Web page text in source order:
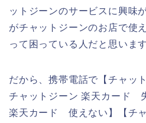
ットジーンのサービスに興味
がチャットジーンのお店で使
って困っている人だと思います
だから、携帯電話で【チャッ
チャットジーン 楽天カード
楽天カード 使えない】【チ